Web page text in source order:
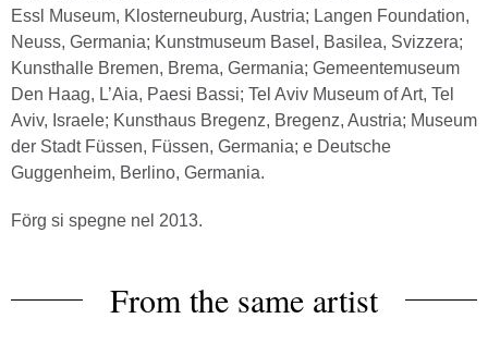
Essl Museum, Klosterneuburg, Austria; Langen Foundation,
Neuss, Germania; Kunstmuseum Basel, Basilea, Svizzera;
Kunsthalle Bremen, Brema, Germania; Gemeentemuseum
Den Haag, L’Aia, Paesi Bassi; Tel Aviv Museum of Art, Tel
Aviv, Israele; Kunsthaus Bregenz, Bregenz, Austria; Museum
der Stadt Füssen, Füssen, Germania; e Deutsche
Guggenheim, Berlino, Germania.
Förg si spegne nel 2013.
From the same artist